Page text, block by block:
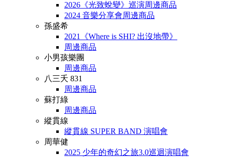
2026《光致蛻變》巡演周邊商品
2024 音樂分享會周邊商品
孫盛希
2021《Where is SHI? 出沒地帶》
周邊商品
小男孩樂團
周邊商品
八三夭 831
周邊商品
蘇打綠
周邊商品
縱貫線
縱貫線 SUPER BAND 演唱會
周華健
2025 少年的奇幻之旅3.0巡迴演唱會